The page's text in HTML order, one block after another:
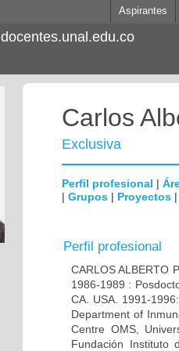
Aspirantes
docentes.unal.edu.co
Carlos
Exclusiva
Perfil profesional |
| Grupos | Proyectos
Perfil profesional
CARLOS ALBERTO
1986-1989 :
CA. USA. 1991-
Department of
Centre OMS,
Fundación Instituto